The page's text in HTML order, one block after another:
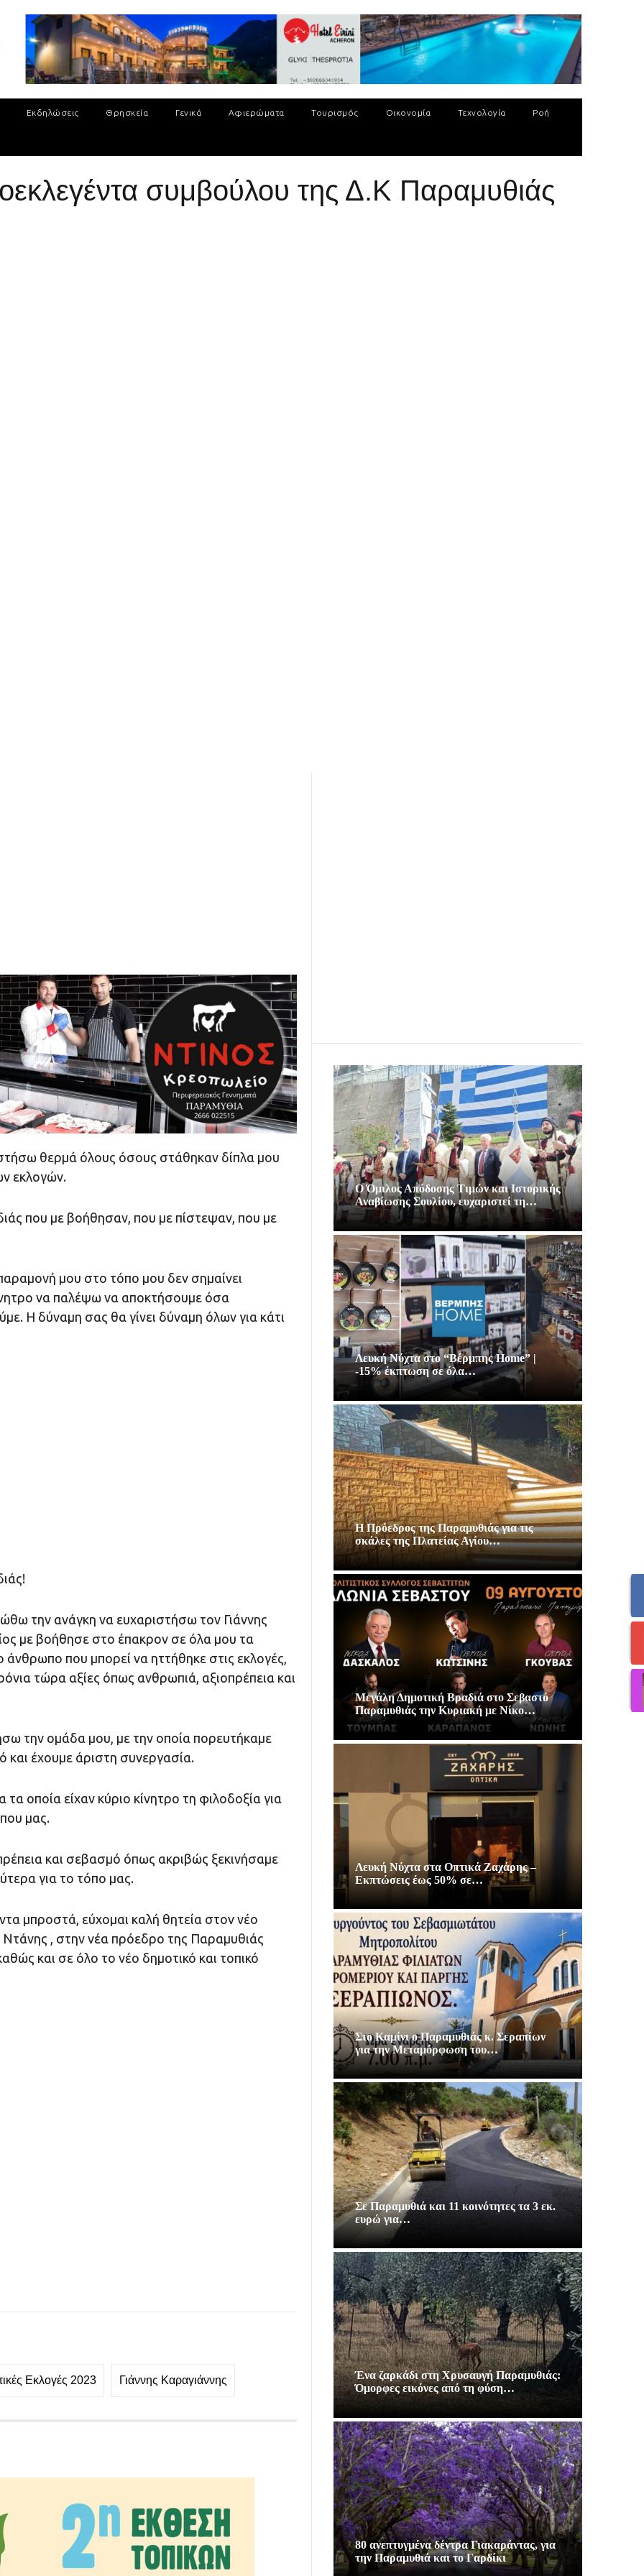
Εκδηλώσεις Θρησκεία Γενικά Αφιερώματα Τουρισμός Οικονομία Τεχνολογία Ροή
συμβούλου της Δ.Κ Παραμυθιάς
θερμά όλους όσους στάθηκαν δίπλα μου
εκλογών.
που με βοήθησαν, που με πίστεψαν, που με
μου στο τόπο μου δεν σημαίνει
να παλέψω να αποκτήσουμε όσα
Η δύναμη σας θα γίνει δύναμη όλων για κάτι
την ανάγκη να ευχαριστήσω τον Γιάννης
με βοήθησε στο έπακρον σε όλα μου τα
άνθρωπο που μπορεί να ηττήθηκε στις εκλογές,
τώρα αξίες όπως ανθρωπιά, αξιοπρέπεια και
την ομάδα μου, με την οποία πορευτήκαμε
και έχουμε άριστη συνεργασία.
τα οποία είχαν κύριο κίνητρο τη φιλοδοξία για
μας.
και σεβασμό όπως ακριβώς ξεκινήσαμε
για το τόπο μας.
μπροστά, εύχομαι καλή θητεία στον νέο
, στην νέα πρόεδρο της Παραμυθιάς
και σε όλο το νέο δημοτικό και τοπικό
Εκλογές 2023 Γιάννης Καραγιάννης
Ο Όμιλος Απόδοσης Τιμών και Ιστορικής
Αναβίωσης Σουλίου, ευχαριστεί τη…
Λευκή Νύχτα στο “Βέρμπης Home” |
-15% έκπτωση σε όλα…
Η Πρόεδρος της Παραμυθιάς για τις
σκάλες της Πλατείας Αγίου…
Μεγάλη Δημοτική Βραδιά στο Σεβαστό
Παραμυθιάς την Κυριακή με Νίκο…
Λευκή Νύχτα στα Οπτικά Ζαχάρης –
Εκπτώσεις έως 50% σε…
Στο Καμίνι ο Παραμυθιάς κ. Σεραπίων
για την Μεταμόρφωση του…
Σε Παραμυθιά και 11 κοινότητες τα 3 εκ.
ευρώ για…
Ένα ζαρκάδι στη Χρυσαυγή Παραμυθιάς:
Όμορφες εικόνες από τη φύση…
80 ανεπτυγμένα δέντρα Γιακαράντας, για
την Παραμυθιά και το Γαρδίκι